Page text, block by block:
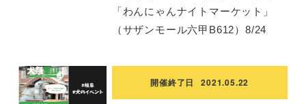
「わんにゃんナイトマーケット」
（サザンモール六甲B612）8/24
開催終了日 2021.05.22